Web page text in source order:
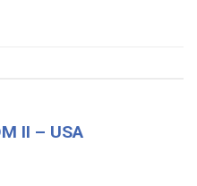
II – USA